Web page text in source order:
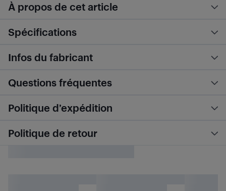
À propos de cet article
Spécifications
Infos du fabricant
Questions fréquentes
Politique d’expédition
Politique de retour